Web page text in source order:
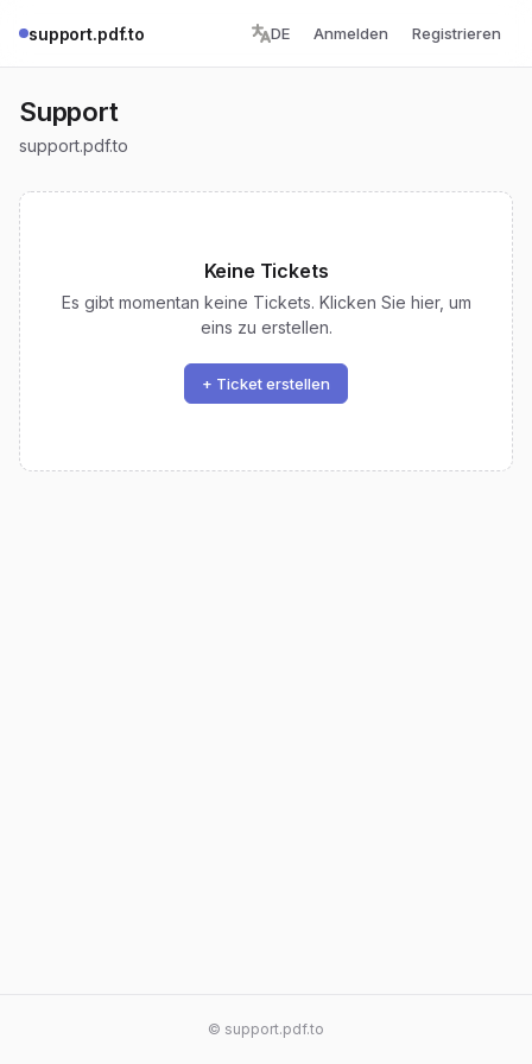
support.pdf.to DE Anmelden Registrieren
Support
support.pdf.to
Keine Tickets
Es gibt momentan keine Tickets. Klicken Sie hier, um
eins zu erstellen.
+ Ticket erstellen
© support.pdf.to